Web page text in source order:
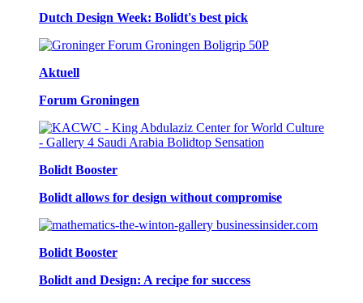
Dutch Design Week: Bolidt's best pick
Aktuell
Forum Groningen
Bolidt Booster
Bolidt allows for design without compromise
Bolidt Booster
Bolidt and Design: A recipe for success